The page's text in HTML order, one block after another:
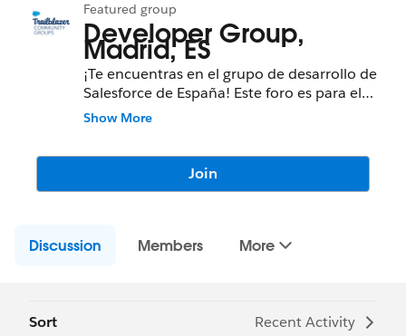
Featured group
Developer Group,
Madrid, ES
¡Te encuentras en el grupo de desarrollo de
Salesforce de España! Este foro es para el
intercambio de ideas, preguntas, dudas,
documentación y soluciones. ¡Te damos la
bienvenida a la comunidad!
Show More
Join
Discussion Members More
Sort Recent Activity